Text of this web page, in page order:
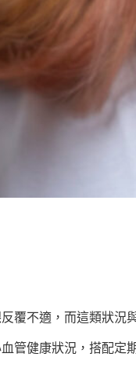
覆不適，而這類狀況
健康狀況，搭配定